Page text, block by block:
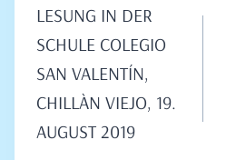
LESUNG IN DER
SCHULE COLEGIO
SAN VALENTÍN,
CHILLÀN VIEJO, 19.
AUGUST 2019